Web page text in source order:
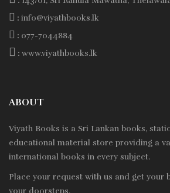
: info@viyathbooks.lk
: 077-7044884
: www.viyathbooks.lk
ABOUT
Viyath Books is a Sri Lankan books,
educational material store providing a
international books in every subject.
Place your request with us and get your